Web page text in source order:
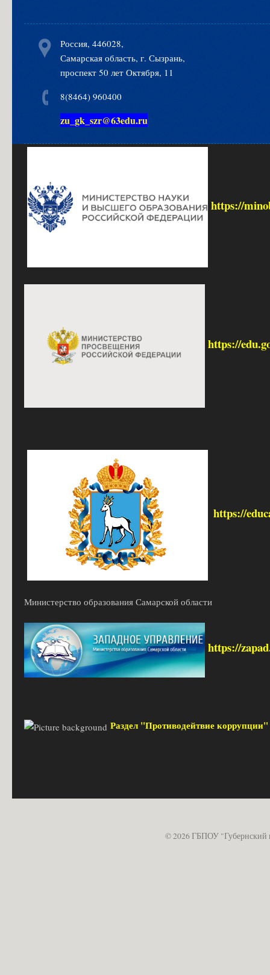
Россия, 446028,
Самарская область, г. Сызрань,
проспект 50 лет Октября, 11
8(8464) 960400
zu_gk_szr@63edu.ru
https://
https://
https://
Министерство образования Самарской области
https://
Раздел "Противодейтвие
© 2026 ГБПОУ "Губернский